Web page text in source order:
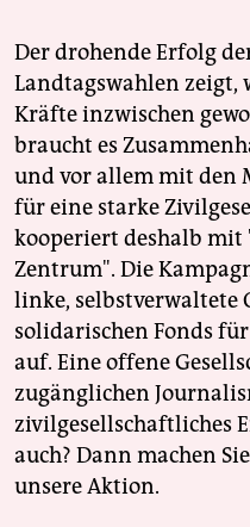
Der drohende Erfolg
Landtagswahlen zeigt,
Kräfte inzwischen
braucht es
und vor allem mit den
für eine starke
kooperiert deshalb
Zentrum". Die
linke, selbstverwaltete
solidarischen Fonds
auf. Eine offene
zugänglichen
zivilgesellschaftliches
auch? Dann machen
unsere Aktion.